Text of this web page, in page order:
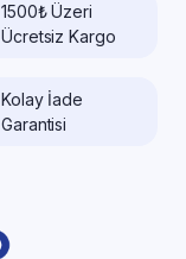
1500₺ Üzeri
Ücretsiz Kargo
Kolay İade
Garantisi